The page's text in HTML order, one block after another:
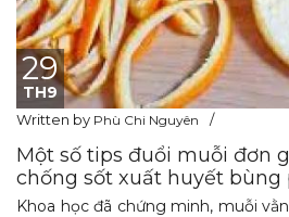
29
TH9
Written by Phù Chi Nguyên
Một số tips đuổi muỗi đơn
chống sốt xuất huyết bùng
Khoa học đã chứng minh, muỗi